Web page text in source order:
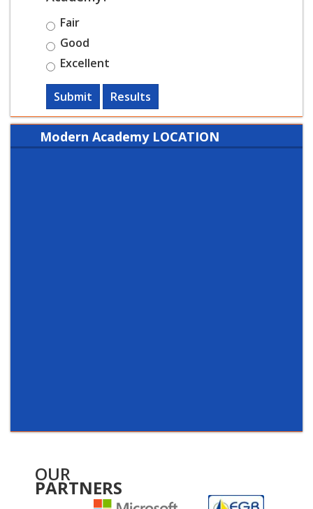
Fair
Good
Excellent
Submit Results
Modern Academy LOCATION
OUR
PARTNERS